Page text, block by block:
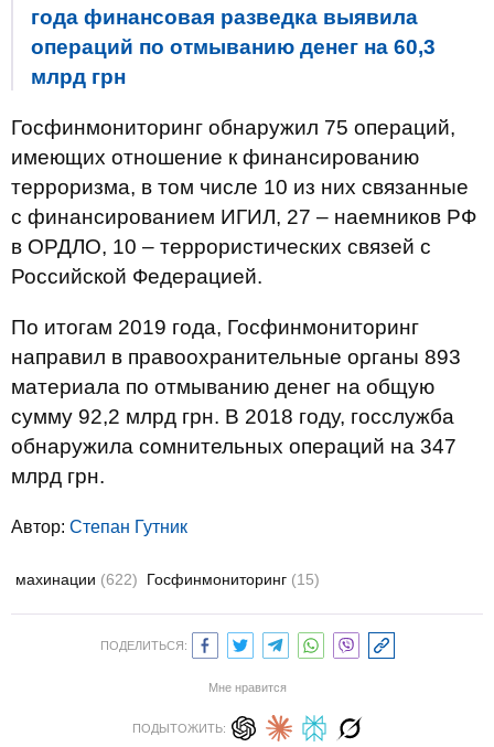
года финансовая разведка выявила
операций по отмыванию денег на 60,3
млрд грн
Госфинмониторинг обнаружил 75 операций,
имеющих отношение к финансированию
терроризма, в том числе 10 из них связанные
с финансированием ИГИЛ, 27 – наемников РФ
в ОРДЛО, 10 – террористических связей с
Российской Федерацией.
По итогам 2019 года, Госфинмониторинг
направил в правоохранительные органы 893
материала по отмыванию денег на общую
сумму 92,2 млрд грн. В 2018 году, госслужба
обнаружила сомнительных операций на 347
млрд грн.
Автор: Степан Гутник
махинации (622) Госфинмониторинг (15)
ПОДЕЛИТЬСЯ:
Мне нравится
ПОДЫТОЖИТЬ: